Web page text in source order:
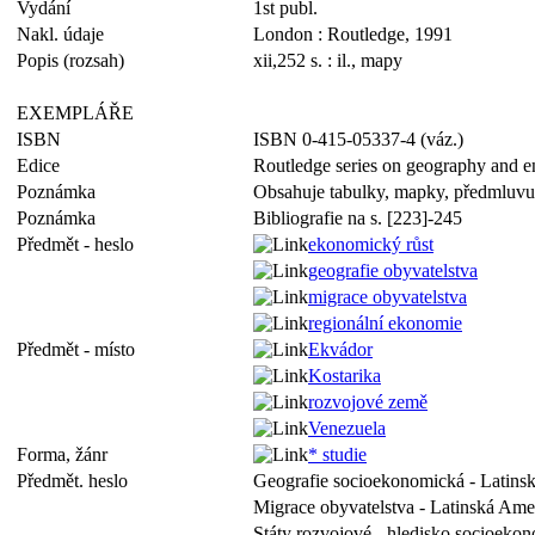
Vydání
1st publ.
Nakl. údaje
London : Routledge, 1991
Popis (rozsah)
xii,252 s. : il., mapy
EXEMPLÁŘE
ISBN
ISBN 0-415-05337-4 (váz.)
Edice
Routledge series on geography and
Poznámka
Obsahuje tabulky, mapky,
Poznámka
Bibliografie na s. [223]-245
Předmět - heslo
ekonomický růst
geografie obyvatelstva
migrace obyvatelstva
regionální ekonomie
Předmět - místo
Ekvádor
Kostarika
rozvojové země
Venezuela
Forma, žánr
* studie
Předmět. heslo
Geografie socioekonomická -
Migrace obyvatelstva - Latinská